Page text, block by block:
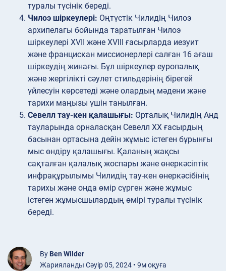
туралы түсінік береді.
Чилоэ шіркеулері: Оңтүстік Чилидің Чилоэ
архипелагы бойында таратылған Чилоэ
шіркеулері XVII және XVIII ғасырларда иезуит
және францискан миссионерлері салған 16 ағаш
шіркеудің жинағы. Бұл шіркеулер еуропалық
және жергілікті сәулет стильдерінің бірегей
үйлесуін көрсетеді және олардың мәдени және
тарихи маңызы үшін танылған.
Севелл тау-кен қалашығы: Орталық Чилидің Анд
тауларында орналасқан Севелл XX ғасырдың
басынан ортасына дейін жұмыс істеген бұрынғы
мыс өндіру қалашығы. Қаланың жақсы
сақталған қалалық жоспары және өнеркәсіптік
инфрақұрылымы Чилидің тау-кен өнеркәсібінің
тарихы және онда өмір сүрген және жұмыс
істеген жұмысшылардың өмірі туралы түсінік
береді.
By Ben Wilder
Жарияланды Сәуір 05, 2024 • 9м оқуға